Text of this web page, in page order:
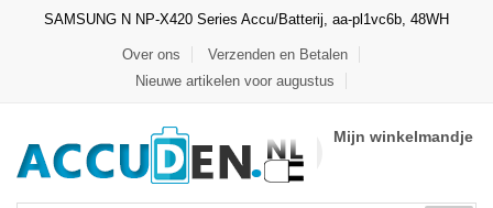
SAMSUNG N NP-X420 Series Accu/Batterij, aa-pl1vc6b, 48WH
Over ons
Verzenden en Betalen
Nieuwe artikelen voor augustus
Mijn winkelmandje